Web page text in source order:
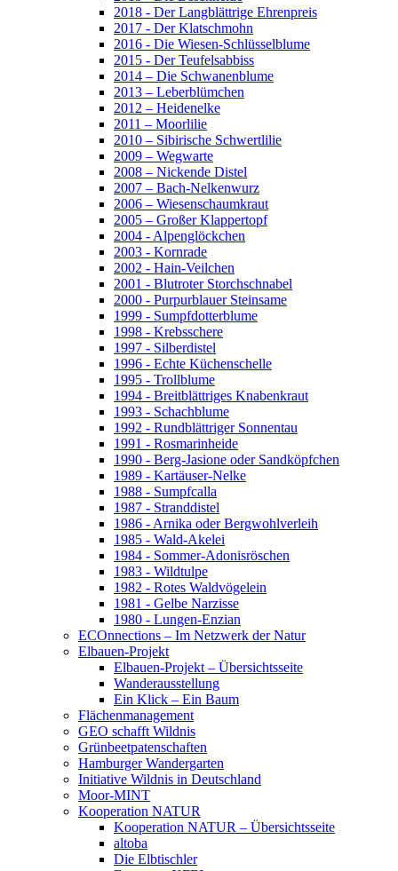
2018 - Der Langblättrige Ehrenpreis
2017 - Der Klatschmohn
2016 - Die Wiesen-Schlüsselblume
2015 - Der Teufelsabbiss
2014 – Die Schwanenblume
2013 – Leberblümchen
2012 – Heidenelke
2011 – Moorlilie
2010 – Sibirische Schwertlilie
2009 – Wegwarte
2008 – Nickende Distel
2007 – Bach-Nelkenwurz
2006 – Wiesenschaumkraut
2005 – Großer Klappertopf
2004 - Alpenglöckchen
2003 - Kornrade
2002 - Hain-Veilchen
2001 - Blutroter Storchschnabel
2000 - Purpurblauer Steinsame
1999 - Sumpfdotterblume
1998 - Krebsschere
1997 - Silberdistel
1996 - Echte Küchenschelle
1995 - Trollblume
1994 - Breitblättriges Knabenkraut
1993 - Schachblume
1992 - Rundblättriger Sonnentau
1991 - Rosmarinheide
1990 - Berg-Jasione oder Sandköpfchen
1989 - Kartäuser-Nelke
1988 - Sumpfcalla
1987 - Stranddistel
1986 - Arnika oder Bergwohlverleih
1985 - Wald-Akelei
1984 - Sommer-Adonisröschen
1983 - Wildtulpe
1982 - Rotes Waldvögelein
1981 - Gelbe Narzisse
1980 - Lungen-Enzian
ECOnnections – Im Netzwerk der Natur
Elbauen-Projekt
Elbauen-Projekt – Übersichtsseite
Wanderausstellung
Ein Klick – Ein Baum
Flächenmanagement
GEO schafft Wildnis
Grünbeetpatenschaften
Hamburger Wandergarten
Initiative Wildnis in Deutschland
Moor-MINT
Kooperation NATUR
Kooperation NATUR – Übersichtsseite
altoba
Die Elbtischler